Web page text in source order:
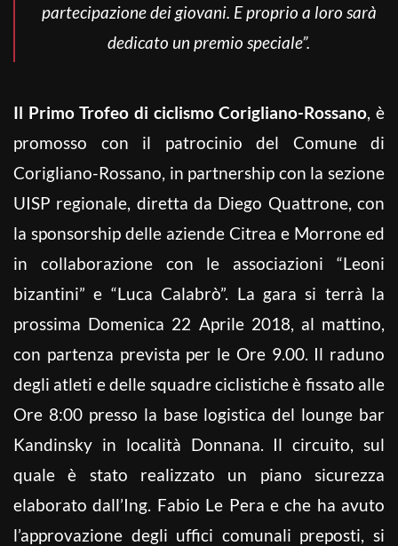
partecipazione dei giovani. E proprio a loro sarà
dedicato un premio speciale”.
Il Primo Trofeo di ciclismo Corigliano-Rossano, è
promosso con il patrocinio del Comune di
Corigliano-Rossano, in partnership con la sezione
UISP regionale, diretta da Diego Quattrone, con
la sponsorship delle aziende Citrea e Morrone ed
in collaborazione con le associazioni “Leoni
bizantini” e “Luca Calabrò”. La gara si terrà la
prossima Domenica 22 Aprile 2018, al mattino,
con partenza prevista per le Ore 9.00. Il raduno
degli atleti e delle squadre ciclistiche è fissato alle
Ore 8:00 presso la base logistica del lounge bar
Kandinsky in località Donnana. Il circuito, sul
quale è stato realizzato un piano sicurezza
elaborato dall’Ing. Fabio Le Pera e che ha avuto
l’approvazione degli uffici comunali preposti, si